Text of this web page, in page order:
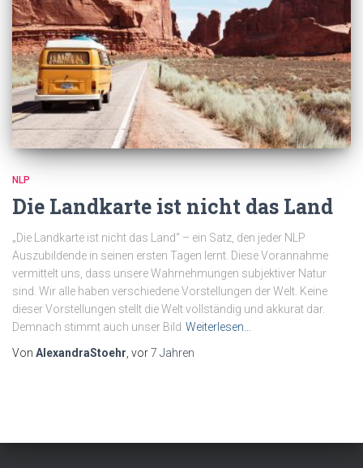
NLP
Die Landkarte ist nicht das Land
„Die Landkarte ist nicht das Land“ – ein Satz, den jeder NLP
Auszubildende in seinen ersten Tagen lernt. Diese Vorannahme
vermittelt uns, dass unsere Wahrnehmungen subjektiver Natur
sind. Wir alle haben verschiedene Vorstellungen der Welt. Keine
dieser Vorstellungen stellt die Welt vollständig und akkurat dar.
Demnach stimmt auch unser Bild Weiterlesen…
Von AlexandraStoehr, vor7 Jahren